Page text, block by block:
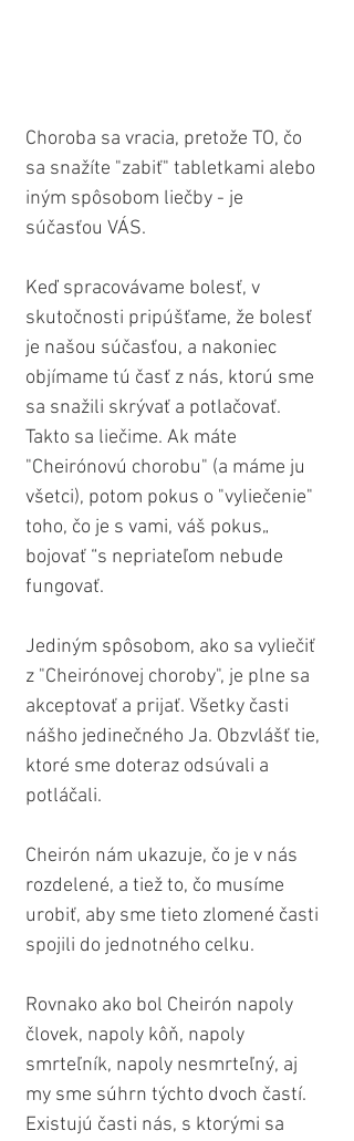
Choroba sa vracia, pretože TO, čo
sa snažíte "zabiť" tabletkami alebo
iným spôsobom liečby - je
súčasťou VÁS.
Keď spracovávame bolesť, v
skutočnosti pripúšťame, že bolesť
je našou súčasťou, a nakoniec
objímame tú časť z nás, ktorú sme
sa snažili skrývať a potlačovať.
Takto sa liečime. Ak máte
"Cheirónovú chorobu" (a máme ju
všetci), potom pokus o "vyliečenie"
toho, čo je s vami, váš pokus„
bojovať “s nepriateľom nebude
fungovať.
Jediným spôsobom, ako sa vyliečiť
z "Cheirónovej choroby", je plne sa
akceptovať a prijať. Všetky časti
nášho jedinečného Ja. Obzvlášť tie,
ktoré sme doteraz odsúvali a
potláčali.
Cheirón nám ukazuje, čo je v nás
rozdelené, a tiež to, čo musíme
urobiť, aby sme tieto zlomené časti
spojili do jednotného celku.
Rovnako ako bol Cheirón napoly
človek, napoly kôň, napoly
smrteľník, napoly nesmrteľný, aj
my sme súhrn týchto dvoch častí.
Existujú časti nás, s ktorými sa